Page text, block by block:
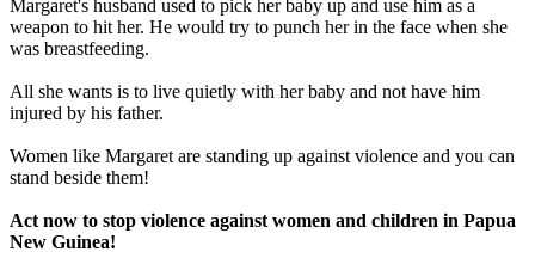
Margaret's husband used to pick her baby up and use him as a
weapon to hit her. He would try to punch her in the face when she
was breastfeeding.
All she wants is to live quietly with her baby and not have him
injured by his father.
Women like Margaret are standing up against violence and you can
stand beside them!
Act now to stop violence against women and children in Papua
New Guinea!